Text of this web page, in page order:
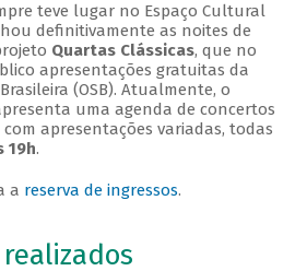
teve lugar no Espaço Cultural
definitivamente as noites de
Quartas Clássicas, que no
apresentações gratuitas da
(OSB). Atualmente, o
uma agenda de concertos
apresentações variadas, todas
19h.
a reserva de ingressos.